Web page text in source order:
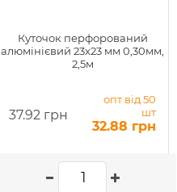
Куточок перфорований
алюмінієвий 23x23 мм 0,30мм,
2,5м
37.92 грн
опт від 50
шт
32.88 грн